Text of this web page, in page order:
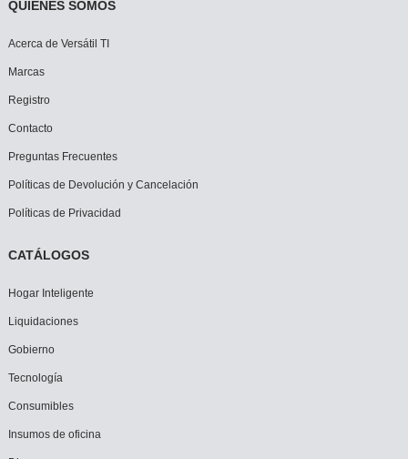
QUIÉNES SOMOS
Acerca de Versátil TI
Marcas
Registro
Contacto
Preguntas Frecuentes
Políticas de Devolución y Cancelación
Políticas de Privacidad
CATÁLOGOS
Hogar Inteligente
Liquidaciones
Gobierno
Tecnología
Consumibles
Insumos de oficina